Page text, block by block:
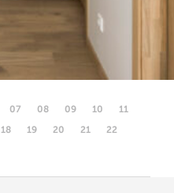
07 08 09 10
11
18 19 20 21
22